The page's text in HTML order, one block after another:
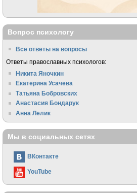
Вопрос психологу
Все ответы на вопросы
Ответы православных психологов:
Никита Яночкин
Екатерина Усачева
Татьяна Бобровских
Анастасия Бондарук
Анна Лелик
Мы в социальных сетях
ВКонтакте
YouTube